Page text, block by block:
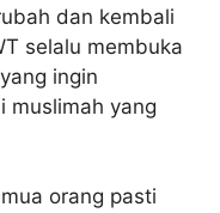
dan kembali
selalu membuka
ingin
muslimah yang
orang pasti